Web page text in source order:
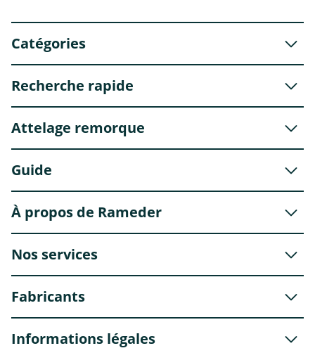
Catégories
Recherche rapide
Attelage remorque
Guide
À propos de Rameder
Nos services
Fabricants
Informations légales